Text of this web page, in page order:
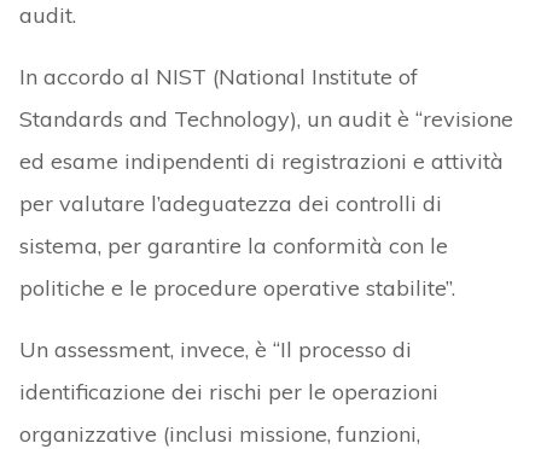
audit.
In accordo al NIST (National Institute of
Standards and Technology), un audit è “revisione
ed esame indipendenti di registrazioni e attività
per valutare l’adeguatezza dei controlli di
sistema, per garantire la conformità con le
politiche e le procedure operative stabilite”.
Un assessment, invece, è “Il processo di
identificazione dei rischi per le operazioni
organizzative (inclusi missione, funzioni,